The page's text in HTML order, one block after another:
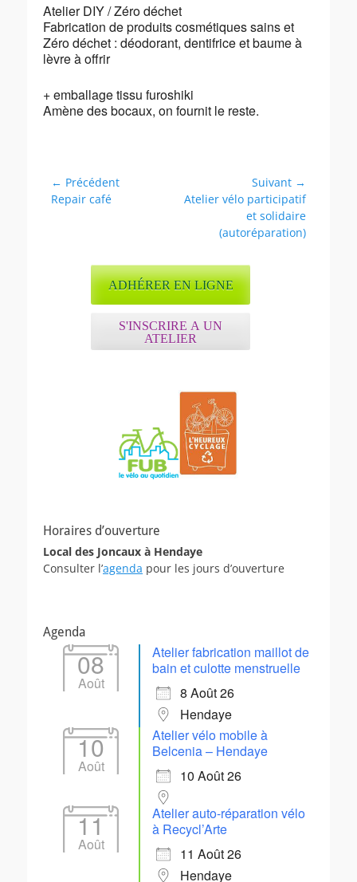
Atelier DIY / Zéro déchet
Fabrication de produits cosmétiques sains et
Zéro déchet : déodorant, dentifrice et baume à
lèvre à offrir
+ emballage tissu furoshiki
Amène des bocaux, on fournit le reste.
Navigation
de
← Précédent
Article
Repair café
Suivant →
Article
Atelier vélo participatif
et solidaire
(autoréparation)
ADHÉRER EN LIGNE
S'INSCRIRE A UN
ATELIER
Horaires d’ouverture
Local des Joncaux à Hendaye
Consulter l’agenda pour les jours d’ouverture
Agenda
08
Août
Atelier fabrication maillot de
bain et culotte menstruelle
8 Août 26
Hendaye
10
Août
Atelier vélo mobile à
Belcenia – Hendaye
10 Août 26
11
Août
Atelier auto-réparation vélo
à Recycl’Arte
11 Août 26
Hendaye